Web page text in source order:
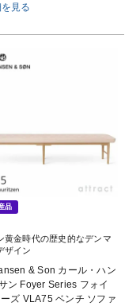
見る
品
黄金時代の歴史的なデンマ
ザイン
& Son カール・ハン
ン Foyer Series フォイ
ズ VLA75 ベンチ ソファ